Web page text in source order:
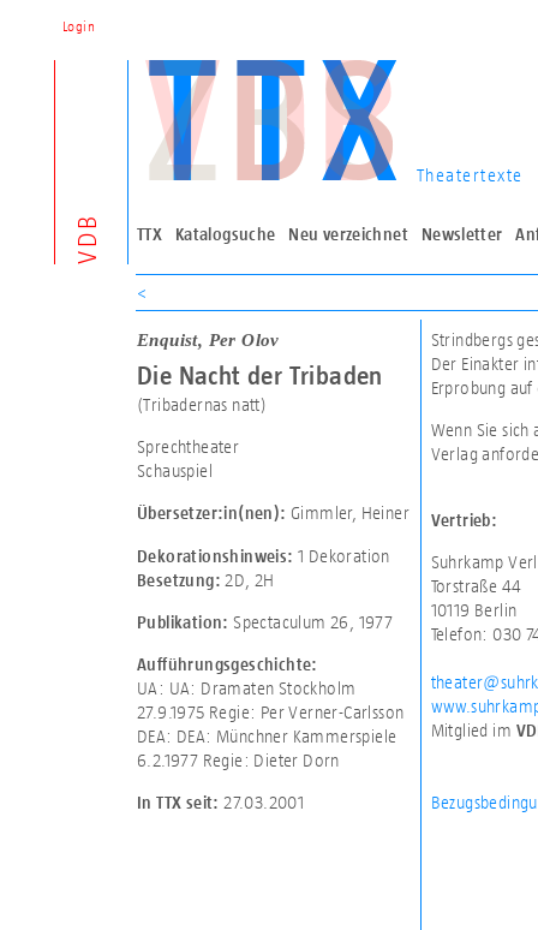
VDB
Theatertexte
TTX Katalogsuche Neu verzeichnet Newsletter
Login
<
Enquist, Per Olov
Die Nacht der Tribaden
(Tribadernas natt)
Sprechtheater
Schauspiel
Übersetzer:in(nen): Gimmler, Heiner
Dekorationshinweis: 1 Dekoration
Besetzung: 2D 2H
Publikation: Spectaculum 26, 1977
Aufführungsgeschichte:
UA: UA: Dramaten Stockholm
27.9.1975 Regie: Per Verner-Carlsson
DEA: DEA: Münchner Kammerspiele
6.2.1977 Regie: Dieter Dorn
In TTX seit: 27.03.2001
Strindbergs
Der Einakter
Erprobung
Wenn Sie sich
Verlag
Vertrieb:
Suhrkamp
Torstraße 44
10119 Berlin
Telefon: 030
Mitglied im